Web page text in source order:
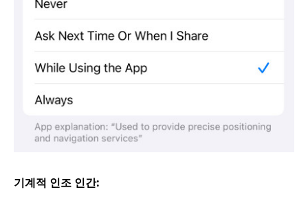
기계적 인조 인간: